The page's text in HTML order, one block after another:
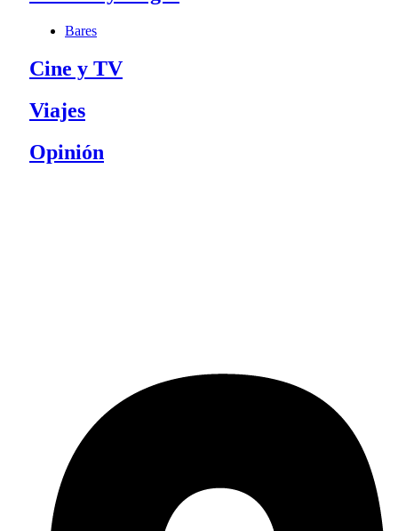
Bares
Cine y TV
Viajes
Opinión